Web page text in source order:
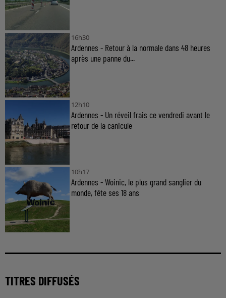
16h30
Ardennes - Retour à la normale dans 48 heures
après une panne du...
12h10
Ardennes - Un réveil frais ce vendredi avant le
retour de la canicule
10h17
Ardennes - Woinic, le plus grand sanglier du
monde, fête ses 18 ans
TITRES DIFFUSÉS